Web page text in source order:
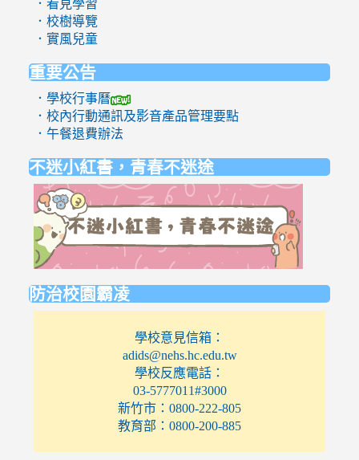
．看見學習
．校樹導覽
．實風兒童
重要公告
．學校行事曆
．校內行動通訊及影音產品管理要點
．午餐退費辦法
不迷小紅書，青春不迷途
防治校園霸凌
學校意見信箱：
adids@nehs.hc.edu.tw
學校反應電話：
03-5777011#3000
新竹市：0800-222-805
教育部：0800-200-885